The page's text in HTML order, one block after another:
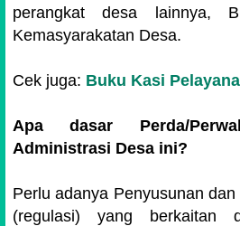
perangkat desa lainnya,
Kemasyarakatan Desa.
Cek juga: Buku Kasi
Apa dasar Perda/
Administrasi Desa ini?
Perlu adanya Penyusunan
(regulasi) yang berkaitan